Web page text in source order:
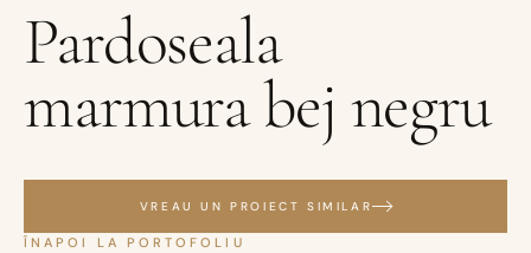
Pardoseala
marmura bej negru
VREAU UN PROIECT SIMILAR
ÎNAPOI LA PORTOFOLIU